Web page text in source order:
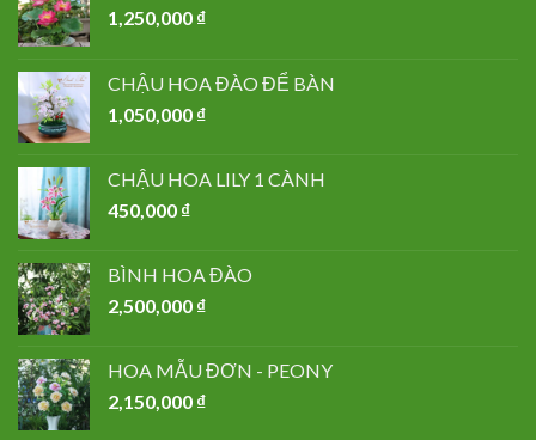
1,250,000 ₫
CHẬU HOA ĐÀO ĐỂ BÀN
1,050,000 ₫
CHẬU HOA LILY 1 CÀNH
450,000 ₫
BÌNH HOA ĐÀO
2,500,000 ₫
HOA MẪU ĐƠN - PEONY
2,150,000 ₫